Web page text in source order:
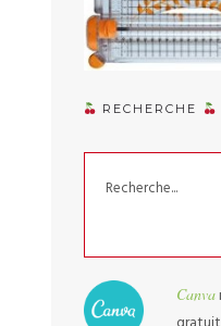
RECHERCHE
Canva